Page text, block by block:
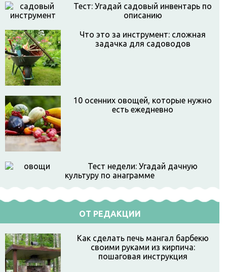
Тест: Угадай садовый инвентарь по
описанию
Что это за инструмент: сложная
задачка для садоводов
10 осенних овощей, которые нужно
есть ежедневно
Тест недели: Угадай дачную
культуру по анаграмме
ОТ РЕДАКЦИИ
Как сделать печь мангал барбекю
своими руками из кирпича:
пошаговая инструкция